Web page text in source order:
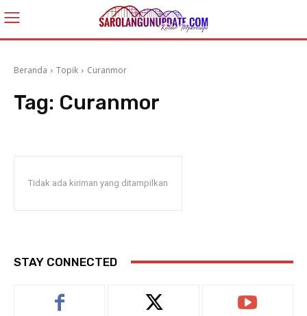
Beranda Topik Curanmor
Tag: Curanmor
Tidak ada kiriman yang ditampilkan
STAY CONNECTED